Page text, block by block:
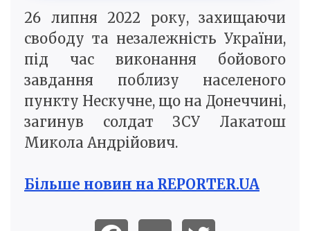
26 липня 2022 року, захищаючи
свободу та незалежність України,
під час виконання бойового
завдання поблизу населеного
пункту Нескучне, що на Донеччині,
загинув солдат ЗСУ Лакатош
Микола Андрійович.
Більше новин на REPORTER.UA